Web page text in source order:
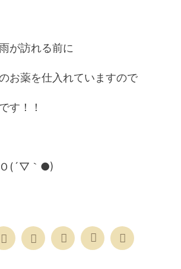
が訪れる前に
お薬を仕入れていますので
す！！
Ｏ(´▽｀●)